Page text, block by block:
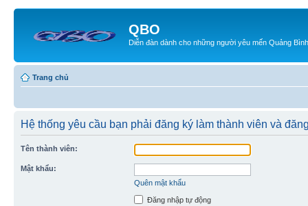
QBO
Diễn đàn dành cho những người yêu mến Quảng Bình
Trang chủ
Hệ thống yêu cầu bạn phải đăng ký làm thành viên và
Tên thành viên:
Mật khẩu:
Quên mật khẩu
Đăng nhập tự động